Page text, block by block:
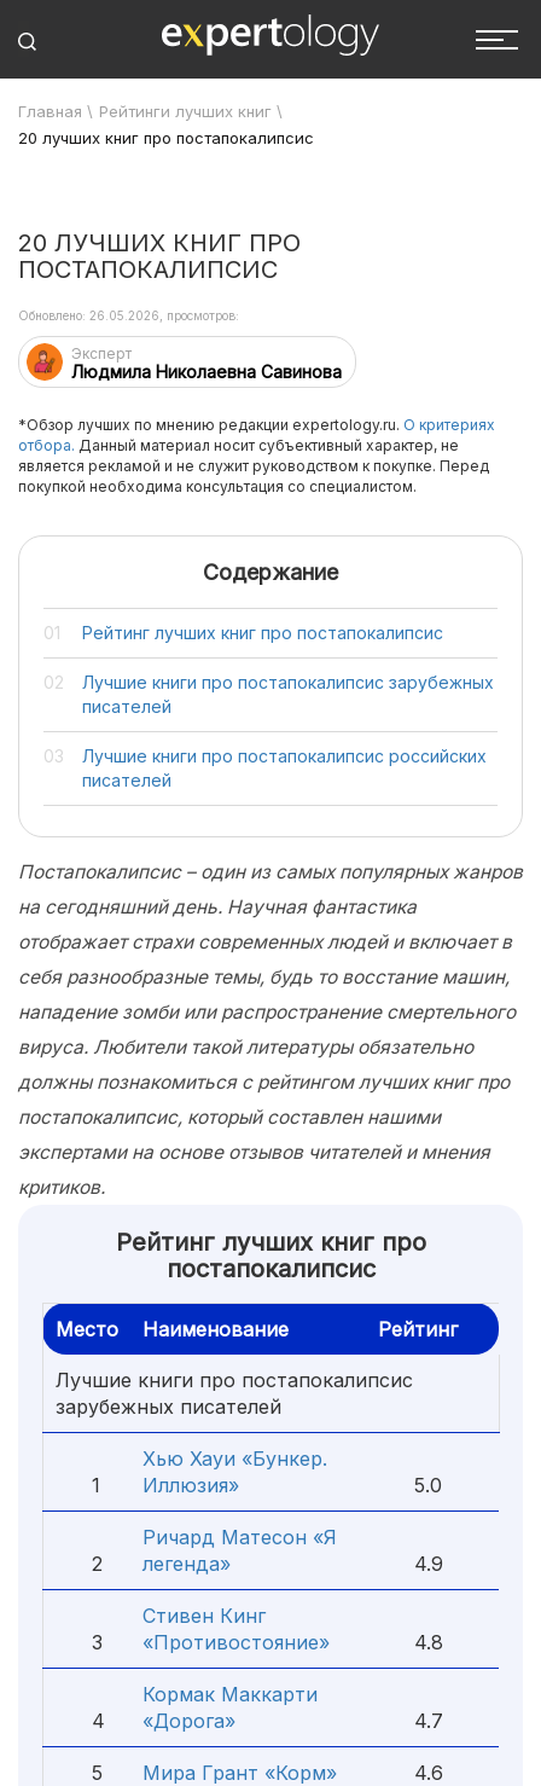
Главная \ Рейтинги лучших книг \
20 лучших книг про постапокалипсис
20 ЛУЧШИХ КНИГ ПРО
ПОСТАПОКАЛИПСИС
Эксперт
Людмила Николаевна Савинова
Обновлено: 26.05.2026, просмотров:
*Обзор лучших по мнению редакции expertology.ru. О критериях
отбора. Данный материал носит субъективный характер, не
является рекламой и не служит руководством к покупке. Перед
покупкой необходима консультация со специалистом.
Содержание
Рейтинг лучших книг про постапокалипсис
Лучшие книги про постапокалипсис зарубежных
писателей
Лучшие книги про постапокалипсис российских
писателей
Постапокалипсис – один из самых популярных жанров
на сегодняшний день. Научная фантастика
отображает страхи современных людей и включает в
себя разнообразные темы, будь то восстание машин,
нападение зомби или распространение смертельного
вируса. Любители такой литературы обязательно
должны познакомиться с рейтингом лучших книг про
постапокалипсис, который составлен нашими
экспертами на основе отзывов читателей и мнения
критиков.
Рейтинг лучших книг про
постапокалипсис
Место Наименование Рейтинг
Лучшие книги про постапокалипсис
зарубежных писателей
1
Хью Хауи «Бункер.
Иллюзия»
5.0
2
Ричард Матесон «Я
легенда»
4.9
3
Стивен Кинг
«Противостояние»
4.8
4
Кормак Маккарти
«Дорога»
4.7
5 Мира Грант «Корм» 4.6